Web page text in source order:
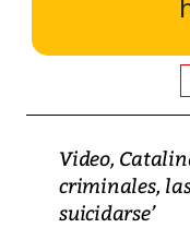
Video,
criminales,
suicidarse’